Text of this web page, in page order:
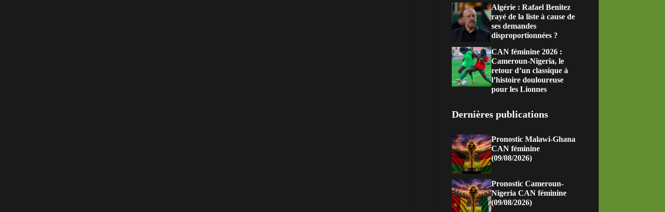
Algérie : Rafael Benitez
rayé de la liste à cause de
ses demandes
disproportionnées ?
CAN féminine 2026 :
Cameroun-Nigeria, le
retour d’un classique à
l’histoire douloureuse
pour les Lionnes
Dernières publications
Pronostic Malawi-Ghana
CAN féminine
(09/08/2026)
Pronostic Cameroun-
Nigeria CAN féminine
(09/08/2026)